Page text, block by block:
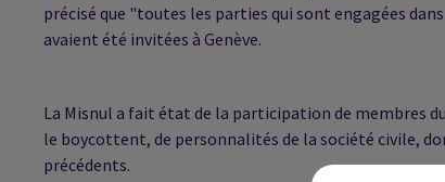
précisé que "toutes les parties qui sont engagées
avaient été invitées à Genève.
La Misnul a fait état de la participation de membres
le boycottent, de personnalités de la société civile,
précédents.